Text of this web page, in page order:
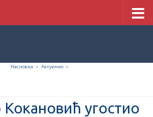
Насловна > Актуелно >
угостио